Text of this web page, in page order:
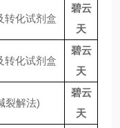
转化试剂盒
碧云
天
转化试剂盒
碧云
天
裂解法)
碧云
天